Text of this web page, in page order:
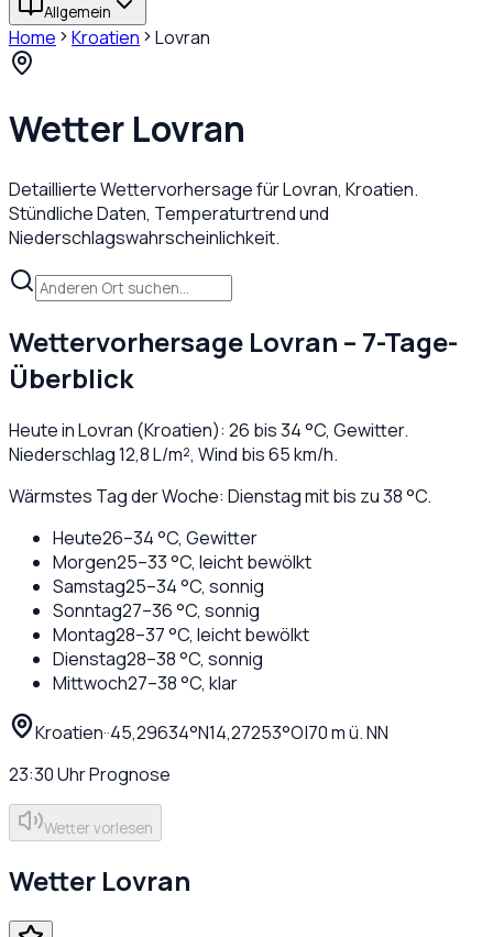
Allgemein
Home Kroatien Lovran
Wetter Lovran
Detaillierte Wettervorhersage fürLovran, Kroatien.
Stündliche Daten, Temperaturtrend und
Niederschlagswahrscheinlichkeit.
Wettervorhersage Lovran – 7-Tage-
Überblick
Heute inLovran (Kroatien): 26 bis34°C, Gewitter.
Niederschlag12,8L/m², Wind bis65km/h.
Wärmstes Tag der Woche: Dienstag mit bis zu 38 °C.
Heute26–34°C, Gewitter
Morgen25–33°C, leicht bewölkt
Samstag25–34°C, sonnig
Sonntag27–36°C, sonnig
Montag28–37°C, leicht bewölkt
Dienstag28–38°C, sonnig
Mittwoch27–38°C, klar
Kroatien··45,29634°N14,27253°O|70m ü. NN
23:30UhrPrognose
Wetter vorlesen
Wetter Lovran